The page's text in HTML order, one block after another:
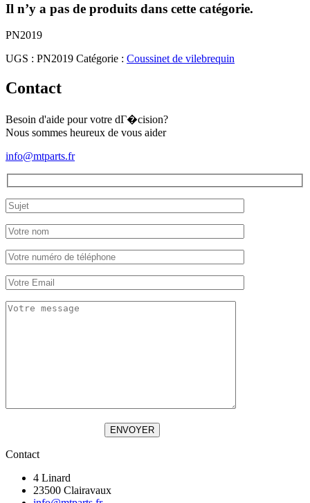
Il n’y a pas de produits dans cette catégorie.
PN2019
UGS : PN2019 Catégorie : Coussinet de vilebrequin
Contact
Besoin d'aide pour votre dГ�cision?
Nous sommes heureux de vous aider
info@mtparts.fr
ENVOYER
Contact
4 Linard
23500 Clairavaux